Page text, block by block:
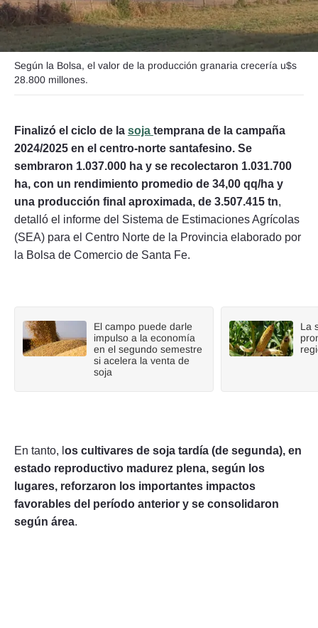
Seguinos
Según la Bolsa, el valor de la producción granaria crecería u$s
28.800 millones.
Finalizó el ciclo de la soja temprana de la campaña
2024/2025 en el centro-norte santafesino. Se
sembraron 1.037.000 ha y se recolectaron 1.031.700
ha, con un rendimiento promedio de 34,00 qq/ha y
una producción final aproximada, de 3.507.415 tn,
detalló el informe del Sistema de Estimaciones Agrícolas
(SEA) para el Centro Norte de la Provincia elaborado por
la Bolsa de Comercio de Santa Fe.
El campo puede darle
impulso a la economía
en el segundo semestre
si acelera la venta de
soja
La
En tanto, l os cultivares de soja tardía (de segunda), en
estado reproductivo madurez plena, según los
lugares, reforzaron los importantes impactos
favorables del período anterior y se consolidaron
según área.